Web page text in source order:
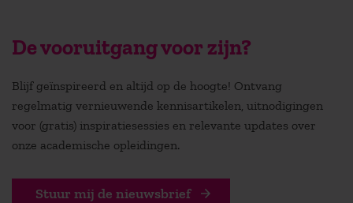
De vooruitgang voor zijn?
Blijf geïnspireerd en altijd op de hoogte! Ontvang
regelmatig vernieuwende kennisartikelen, uitnodigingen
voor (gratis) inspiratiesessies en relevante updates over
onze academische opleidingen.
Stuur mij de nieuwsbrief